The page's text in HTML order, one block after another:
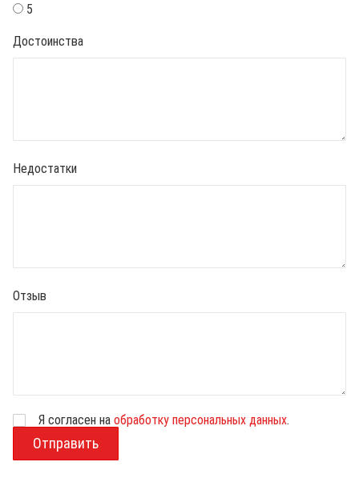
5
Достоинства
Недостатки
Отзыв
з
Я согласен на обработку персональных данных.